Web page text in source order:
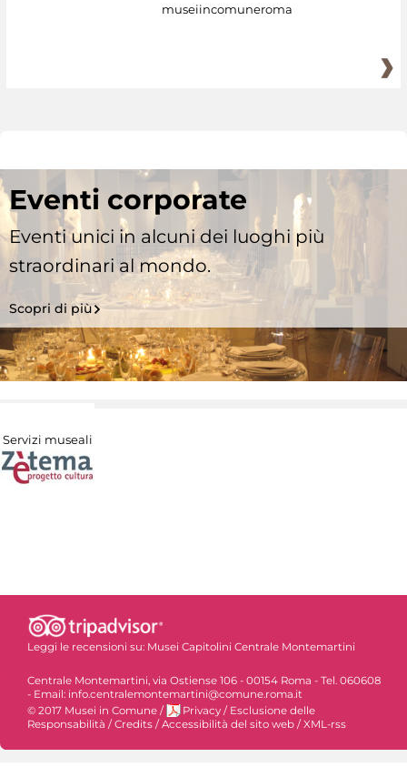
museiincomuneroma
Eventi corporate
Eventi unici in alcuni dei luoghi più
straordinari al mondo.
Scopri di più
Servizi museali
Leggi le recensioni su: Musei Capitolini Centrale Montemartini
Centrale Montemartini, via Ostiense 106 - 00154 Roma - Tel. 060608
- Email: info.centralemontemartini@comune.roma.it
© 2017 Musei in Comune / Privacy / Esclusione delle
Responsabilità / Credits / Accessibilità del sito web / XML-rss